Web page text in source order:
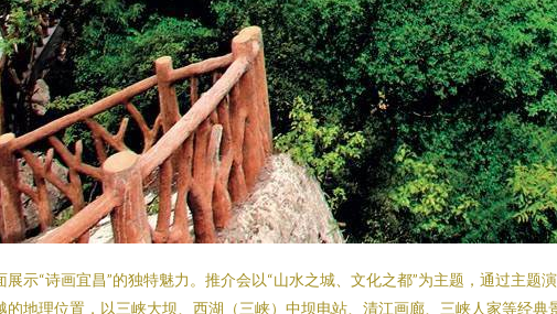
示“诗画宜昌”的独特魅力。推介会以“山水之城、文化之都”为主题，通过主题
地理位置，以三峡大坝、西湖（三峡）中坝电站、清江画廊、三峡人家等经典